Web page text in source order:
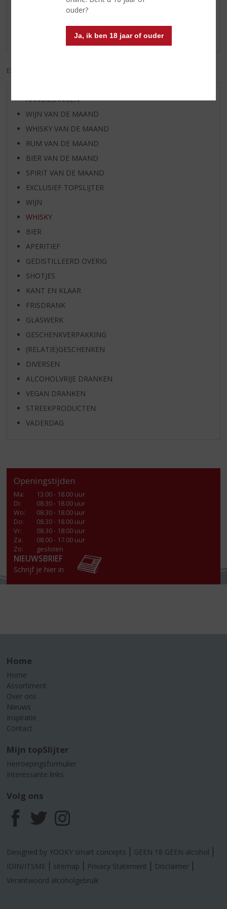
ouder?
Ja, ik ben 18 jaar of ouder
Er zijn nog geen reviews geplaatst voor dit product
EXCL. BTW
AANBIEDINGEN
WIJN VAN DE MAAND
WHISKY VAN DE MAAND
RUM VAN DE MAAND
BIER VAN DE MAAND
SPIRIT VAN DE MAAND
EXCLUSIEF TOPSLIJTER
WIJN
WHISKY
BIER
APERITIEF
GEDISTILLEERD OVERIG
SHOTJES
KANT EN KLAAR
FRISDRANK
GLASWERK
GESCHENKVERPAKKING
(RELATIE)GESCHENKEN
DIVERSEN
ALCOHOLVRIJE DRANKEN
VEGAN DRANKEN
STREEKPRODUCTEN
VADERDAG
Openingstijden
Ma:
13.00 - 18.00 uur
Di:
08.30 - 18.00 uur
Wo:
08.30 - 18.00 uur
Do:
08.30 - 18.00 uur
Vr:
08.30 - 18:00 uur
Za:
08.00 - 17.00 uur
Zo:
gesloten
NIEUWSBRIEF
Schrijf je hier in
Home
Home
Assortiment
Over ons
Nieuws
Inspiratie
Contact
Mijn topSlijter
Herroepingsformulier
Interessante links
Volg ons
F
a
c
T
w
i
I
n
s
Designed by YOOKY smart concepts
GEEN 18 GEEN alcohol
IDIN/ITSME
sitemap Privacy Statement
Disclaimer
Verantwoord alcoholgebruik